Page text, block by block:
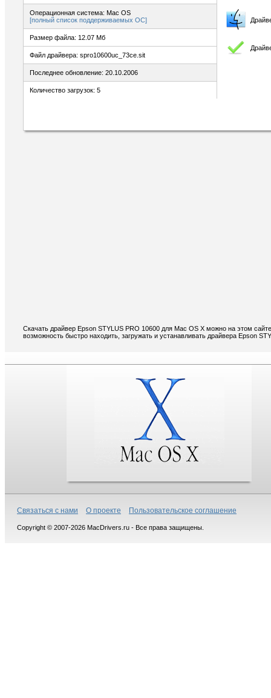
Операционная система: Mac OS
[полный список поддерживаемых ОС]
Размер файла: 12.07 Мб
Файл драйвера: spro10600uc_73ce.sit
Последнее обновление: 20.10.2006
Количество загрузок: 5
Скачать драйвер Epson STYLUS PRO 10600 для Mac OS X можно на этом
возможность быстро находить, загружать и устанавливать драйвера Epson
Связаться с нами О проекте Пользовательское соглашение
Copyright © 2007-2026 MacDrivers.ru - Все права защищены.